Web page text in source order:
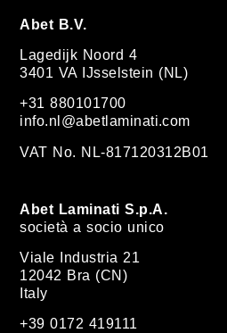
Abet B.V.
Lagedijk Noord 4
3401 VA IJsselstein (NL)
+31 880101700
info.nl@abetlaminati.com
VAT No. NL-817120312B01
Abet Laminati S.p.A.
società a socio unico
Viale Industria 21
12042 Bra (CN)
Italy
+39 0172 419111